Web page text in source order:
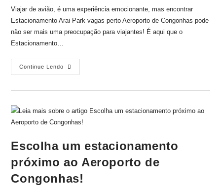
Viajar de avião, é uma experiência emocionante, mas encontrar
Estacionamento Arai Park vagas perto Aeroporto de Congonhas pode
não ser mais uma preocupação para viajantes! É aqui que o
Estacionamento…
Continue Lendo
Escolha um estacionamento
próximo ao Aeroporto de
Congonhas!